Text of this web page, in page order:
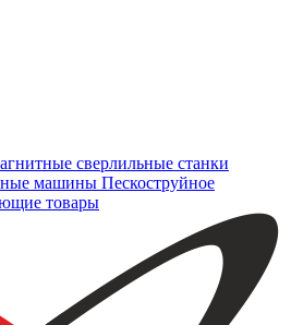
сверлильные станки
машины Пескоструйное
товары